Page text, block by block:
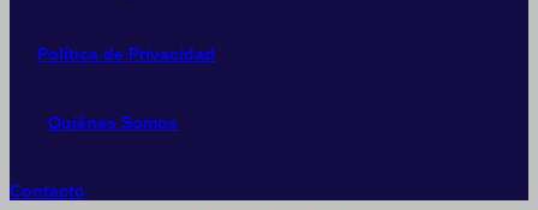
Política de Privacidad
Quiénes Somos
Contacto